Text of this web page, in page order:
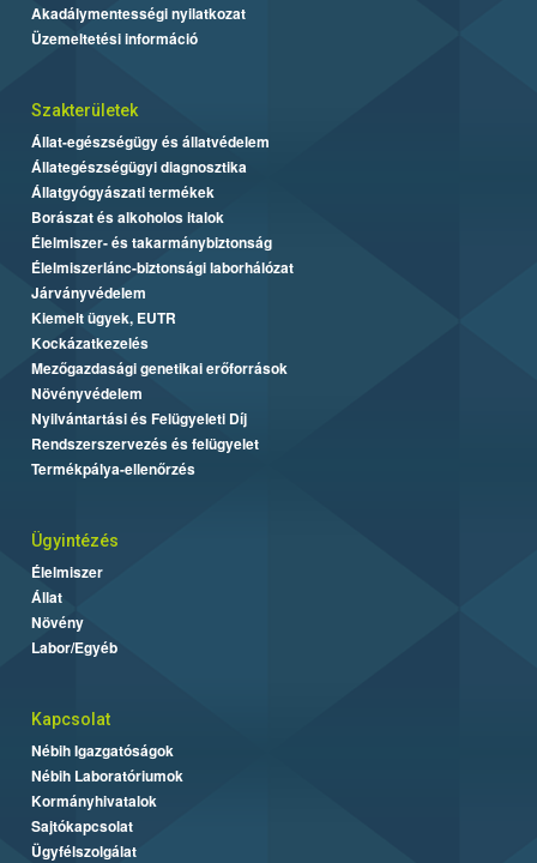
Akadálymentességi nyilatkozat
Üzemeltetési információ
Szakterületek
Állat-egészségügy és állatvédelem
Állategészségügyi diagnosztika
Állatgyógyászati termékek
Borászat és alkoholos italok
Élelmiszer- és takarmánybiztonság
Élelmiszerlánc-biztonsági laborhálózat
Járványvédelem
Kiemelt ügyek, EUTR
Kockázatkezelés
Mezőgazdasági genetikai erőforrások
Növényvédelem
Nyilvántartási és Felügyeleti Díj
Rendszerszervezés és felügyelet
Termékpálya-ellenőrzés
Ügyintézés
Élelmiszer
Állat
Növény
Labor/Egyéb
Kapcsolat
Nébih Igazgatóságok
Nébih Laboratóriumok
Kormányhivatalok
Sajtókapcsolat
Ügyfélszolgálat